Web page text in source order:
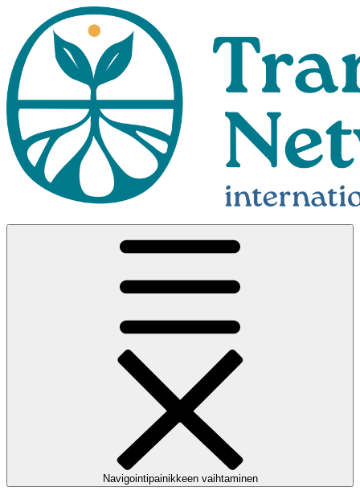
Navigointipainikkeen vaihtaminen